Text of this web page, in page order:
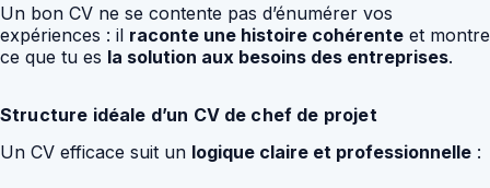
Un bon CV ne se contente pas d’énumérer vos
expériences : il raconte une histoire cohérente et montre
ce que tu es la solution aux besoins des entreprises.
Structure idéale d’un CV de chef de projet
Un CV efficace suit un logique claire et professionnelle :